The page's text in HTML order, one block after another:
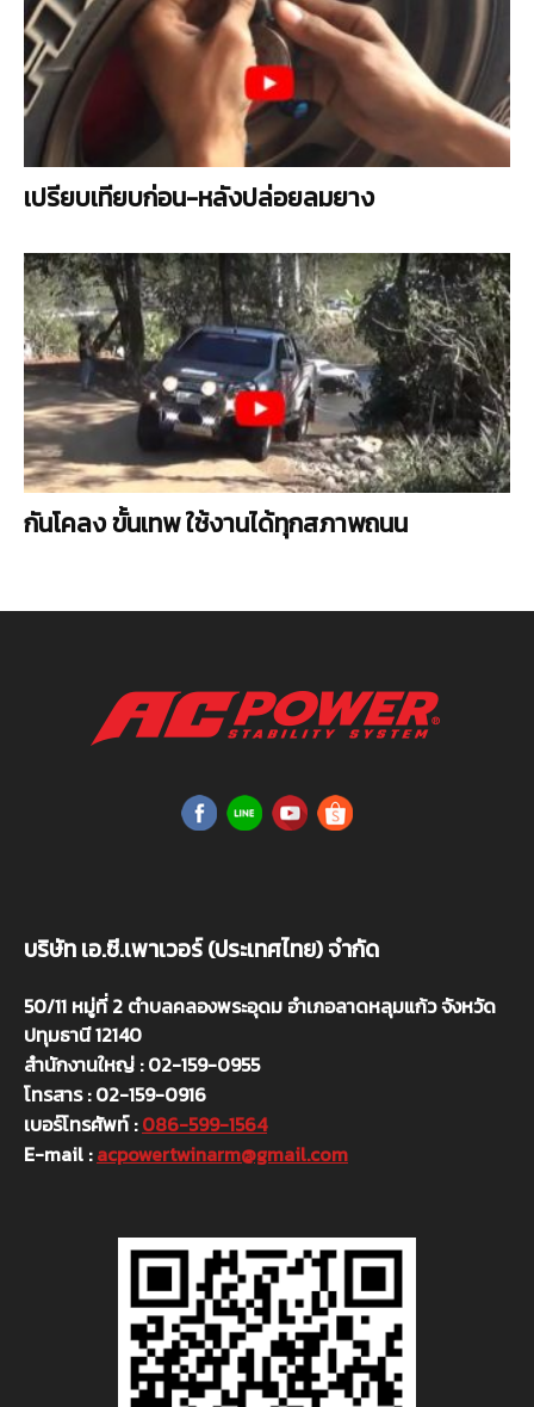
เปรียบเทียบก่อน-หลังปล่อยลมยาง
กันโคลง ขั้นเทพ ใช้งานได้ทุกสภาพถนน
บริษัท เอ.ซี.เพาเวอร์ (ประเทศไทย) จำกัด
50/11 หมู่ที่ 2 ตำบลคลองพระอุดม อำเภอลาดหลุมแก้ว จังหวัด
ปทุมธานี 12140
สำนักงานใหญ่ : 02-159-0955
โทรสาร : 02-159-0916
เบอร์โทรศัพท์ :086-599-1564
E-mail :acpowertwinarm@gmail.com